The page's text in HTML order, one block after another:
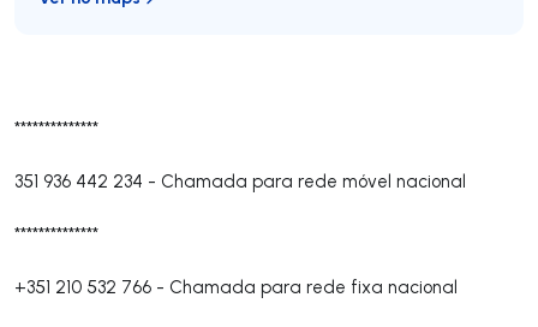
**************
351 936 442 234 - Chamada para rede móvel nacional
**************
+351 210 532 766 - Chamada para rede fixa nacional